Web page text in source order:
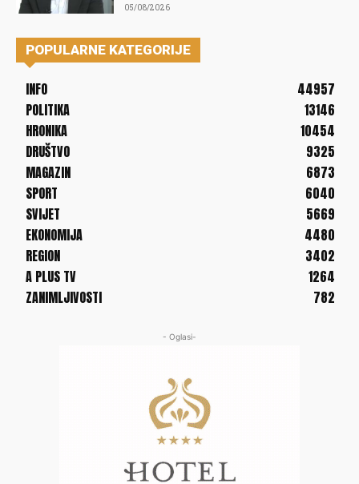
05/08/2026
POPULARNE KATEGORIJE
INFO
44957
POLITIKA
13146
HRONIKA
10454
DRUŠTVO
9325
MAGAZIN
6873
SPORT
6040
SVIJET
5669
EKONOMIJA
4480
REGION
3402
A PLUS TV
1264
ZANIMLJIVOSTI
782
- Oglasi-